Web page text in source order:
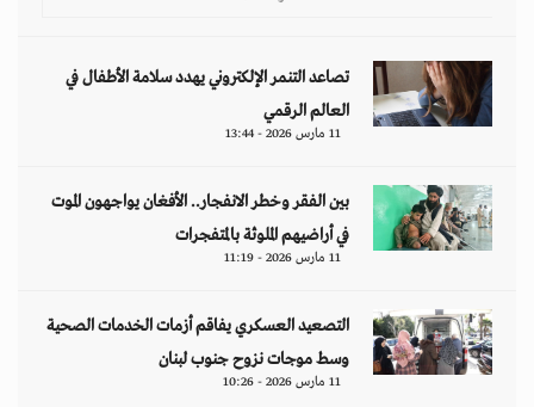
تصاعد التنمر الإلكتروني يهدد سلامة الأطفال في
العالم الرقمي
11 مارس 2026 - 13:44
بين الفقر وخطر الانفجار.. الأفغان يواجهون الموت
في أراضيهم الملوثة بالمتفجرات
11 مارس 2026 - 11:19
التصعيد العسكري يفاقم أزمات الخدمات الصحية
وسط موجات نزوح جنوب لبنان
11 مارس 2026 - 10:26